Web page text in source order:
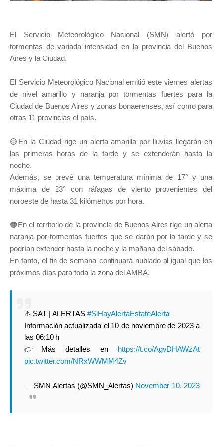
El Servicio Meteorológico Nacional (SMN) alertó por
tormentas de variada intensidad en la provincia del Buenos
Aires y la Ciudad.
El Servicio Meteorológico Nacional emitió este viernes alertas
de nivel amarillo y naranja por tormentas fuertes para la
Ciudad de Buenos Aires y zonas bonaerenses, así como para
otras 11 provincias el país.
🟡En la Ciudad rige un alerta amarilla por lluvias llegarán en
las primeras horas de la tarde y se extenderán hasta la
noche.
Además, se prevé una temperatura mínima de 17° y una
máxima de 23° con ráfagas de viento provenientes del
noroeste de hasta 31 kilómetros por hora.
🟠En el territorio de la provincia de Buenos Aires rige un alerta
naranja por tormentas fuertes que se darán por la tarde y se
podrían extender hasta la noche y la mañana del sábado.
En tanto, el fin de semana continuará nublado al igual que los
próximos días para toda la zona del AMBA.
⚠ SAT | ALERTAS #SiHayAlertaEstateAlerta
Información actualizada el 10 de noviembre de 2023 a
las 06:10 h
👉Más detalles en https://t.co/AgvDHAWzAt
pic.twitter.com/NRxWWMM4Zv
— SMN Alertas (@SMN_Alertas) November 10, 2023